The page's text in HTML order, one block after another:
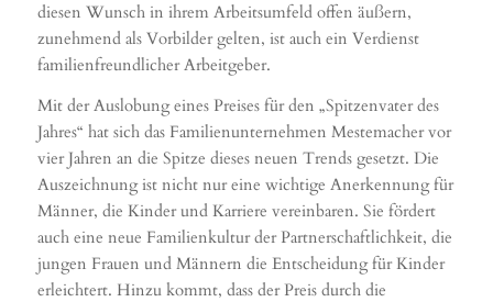
diesen Wunsch in ihrem Arbeitsumfeld offen äußern,
zunehmend als Vorbilder gelten, ist auch ein Verdienst
familienfreundlicher Arbeitgeber.
Mit der Auslobung eines Preises für den „Spitzenvater des
Jahres“ hat sich das Familienunternehmen Mestemacher vor
vier Jahren an die Spitze dieses neuen Trends gesetzt. Die
Auszeichnung ist nicht nur eine wichtige Anerkennung für
Männer, die Kinder und Karriere vereinbaren. Sie fördert
auch eine neue Familienkultur der Partnerschaftlichkeit, die
jungen Frauen und Männern die Entscheidung für Kinder
erleichtert. Hinzu kommt, dass der Preis durch die